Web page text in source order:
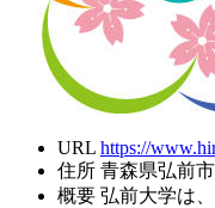
URL https://
住所 青森県弘前
概要 弘前大学は